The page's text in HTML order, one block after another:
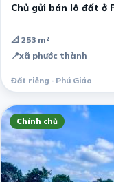
Chủ gửi bán lô đất ở
📐 253 m²
📍xã phước thành
Đất riêng · Phú Giáo
Chính chủ